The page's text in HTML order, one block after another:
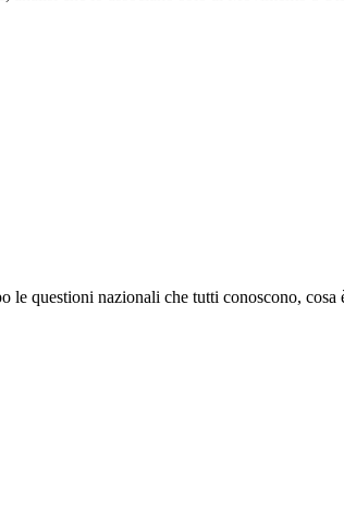
questioni nazionali che tutti conoscono, cosa